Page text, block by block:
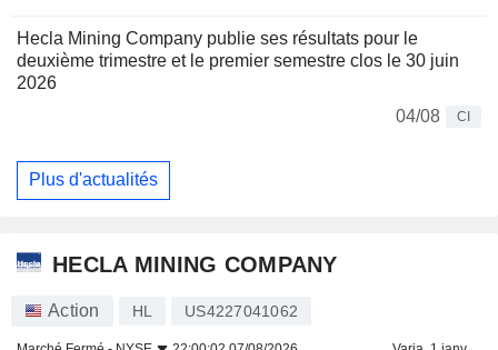
Hecla Mining Company publie ses résultats pour le
deuxième trimestre et le premier semestre clos le 30 juin
2026
04/08
CI
Plus d'actualités
HECLA MINING COMPANY
Action HL US4227041062